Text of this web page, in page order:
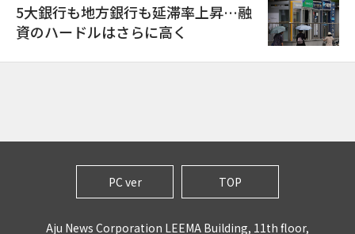
5大銀行も地方銀行も延滞率上昇…融
資のハードルはさらに高く
PC ver TOP
Aju News Corporation LEEMA Building, 11th floor,